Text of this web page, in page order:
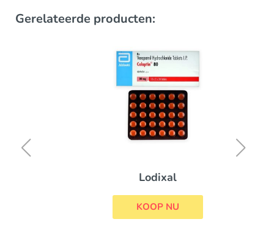
Gerelateerde producten:
Lodixal
KOOP NU